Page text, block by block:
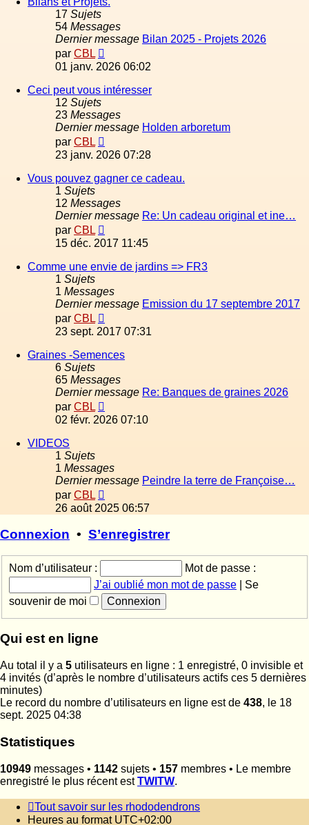
17 Sujets
54 Messages
Dernier message Bilan 2025 - Projets 2026
par CBL
le
message
01 janv. 2026 06:02
Ceci peut vous intéresser
12 Sujets
23 Messages
Dernier message Holden arboretum
par CBL
le
message
23 janv. 2026 07:28
Vous pouvez gagner ce cadeau.
1 Sujets
12 Messages
Dernier message Re: Un cadeau original et ine…
par CBL
le
message
15 déc. 2017 11:45
Comme une envie de jardins => FR3
1 Sujets
1 Messages
Dernier message Emission du 17 septembre 2017
par CBL
le
message
23 sept. 2017 07:31
Graines -Semences
6 Sujets
65 Messages
Dernier message Re: Banques de graines 2026
par CBL
le
02 févr. 2026 07:10
VIDEOS
1 Sujets
1 Messages
Dernier message Peindre la terre de Françoise…
par CBL
le
dernier
message
26 août 2025 06:57
Connexion • S’enregistrer
Nom d’utilisateur :
Mot de passe :
J’ai oublié mon mot de passe
Se
souvenir de moi
Qui est en ligne
Au total il y a 5 utilisateurs en ligne : 1 enregistré, 0 invisible et
4 invités (d’après le nombre d’utilisateurs actifs ces 5 dernières
minutes)
Le record du nombre d’utilisateurs en ligne est de 438, le 18
sept. 2025 04:38
Statistiques
10949 messages • 1142 sujets • 157 membres • Le membre
enregistré le plus récent estTWITW.
Tout savoir sur les rhododendrons
Heures au format UTC+02:00